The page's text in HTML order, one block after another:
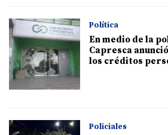
Política
En medio de la
Capresca
los créditos
Policiales